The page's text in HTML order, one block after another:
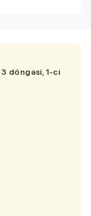
3 döngəsi, 1-ci